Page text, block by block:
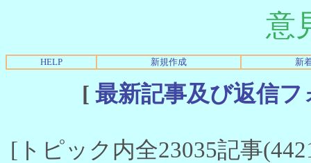
意
HELP 新規作成 新
[ 最新記事及び返信
[トピック内全23035記事